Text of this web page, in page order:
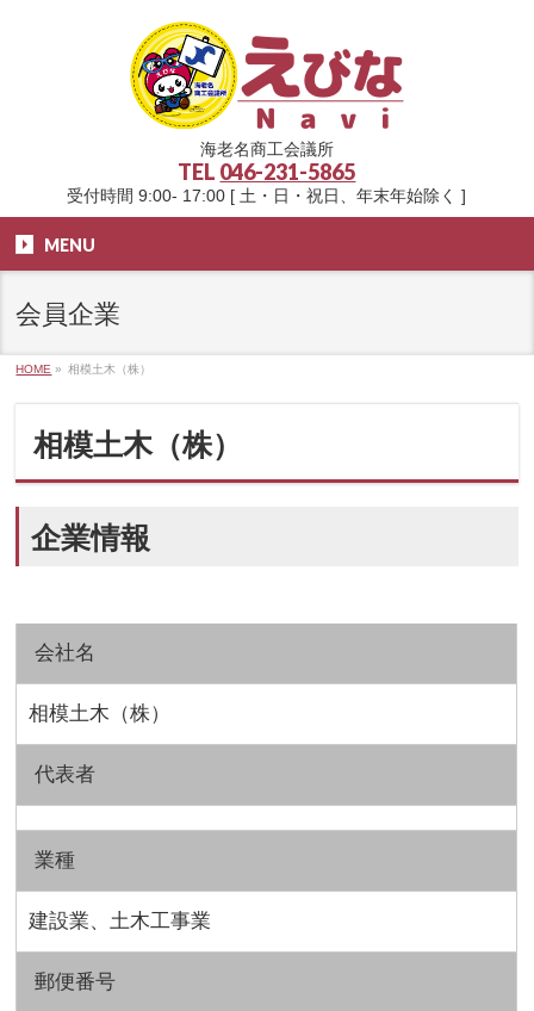
海老名商工会議所
TEL 046-231-5865
受付時間 9:00- 17:00 [ 土・日・祝日、年末年始除く ]
MENU
会員企業
HOME » 相模土木（株）
相模土木（株）
企業情報
会社名
相模土木（株）
代表者
業種
建設業、土木工事業
郵便番号